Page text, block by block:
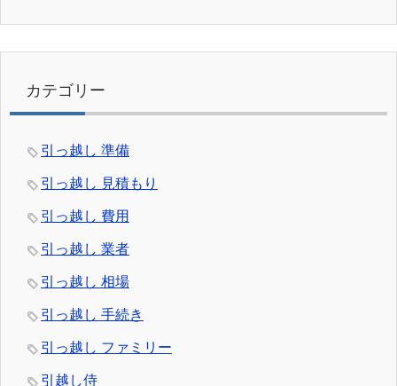
カテゴリー
引っ越し 準備
引っ越し 見積もり
引っ越し 費用
引っ越し 業者
引っ越し 相場
引っ越し 手続き
引っ越し ファミリー
引越し侍